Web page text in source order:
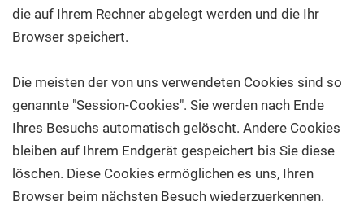
die auf Ihrem Rechner abgelegt werden und die Ihr
Browser speichert.
Die meisten der von uns verwendeten Cookies sind so
genannte "Session-Cookies". Sie werden nach Ende
Ihres Besuchs automatisch gelöscht. Andere Cookies
bleiben auf Ihrem Endgerät gespeichert bis Sie diese
löschen. Diese Cookies ermöglichen es uns, Ihren
Browser beim nächsten Besuch wiederzuerkennen.